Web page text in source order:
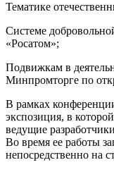
Тематике
Системе
«Росатом»;
Подвижкам в
Минпромторге по
В рамках
экспозиция, в
ведущие
Во время ее работы
непосредственно на